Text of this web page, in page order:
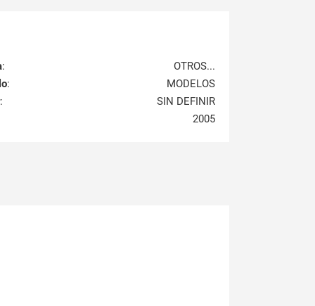
:
OTROS...
:
MODELOS
:
SIN DEFINIR
2005